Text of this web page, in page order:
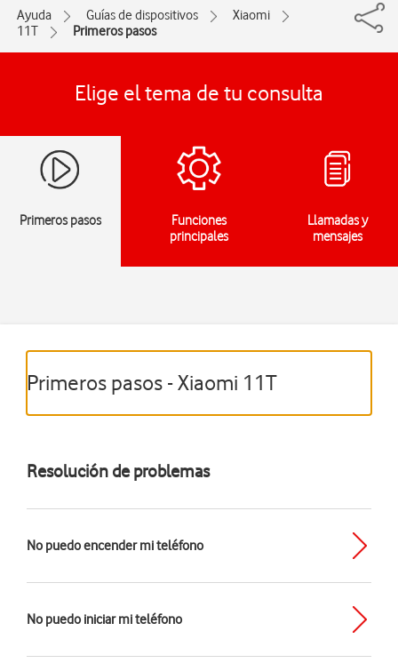
Ayuda Guías de dispositivos
Xiaomi
11T
Primeros pasos
Elige el tema de tu consulta
Primeros pasos
Funciones
principales
Llamadas y
mensajes
Primeros pasos - Xiaomi 11T
Resolución de problemas
No puedo encender mi teléfono
No puedo iniciar mi teléfono